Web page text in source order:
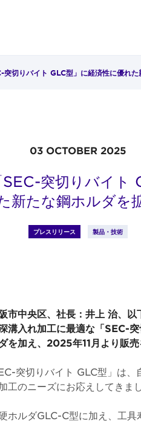
突切りバイト GLC型」に経済性に優れ
03 OCTOBER 2025
突切りバイト
新たな鋼ホルダを
プレスリリース 製品・技術
市中央区、社長：井上 治、
溝入れ加工に最適な「SEC-
を加え、2025年11月より販売
突切りバイト GLC型」は、
のニーズにお応えしてきまし
ホルダGLC-C型に加え、工